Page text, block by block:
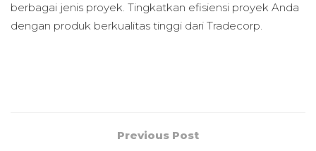
berbagai jenis proyek. Tingkatkan efisiensi proyek Anda
dengan produk berkualitas tinggi dari Tradecorp.
Previous Post